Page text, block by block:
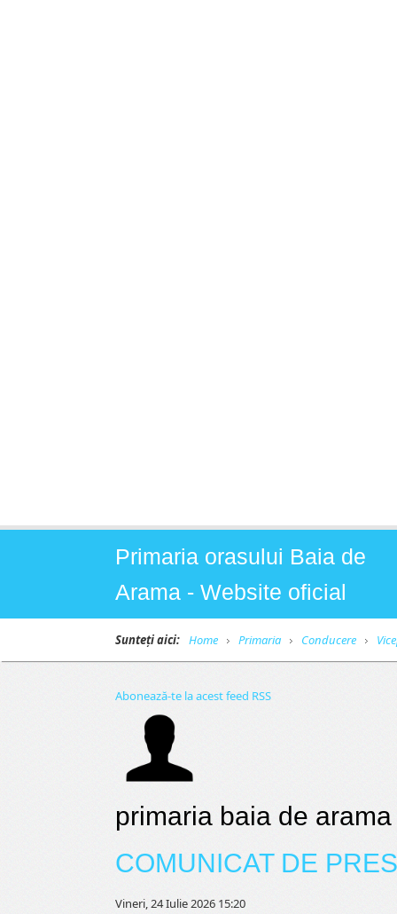
Primaria orasului Baia de
Arama - Website oficial
Sunteți aici: Home Primaria Conducere
Abonează-te la acest feed RSS
primaria baia de arama
COMUNICAT DE
Vineri, 24 Iulie 2026 15:20